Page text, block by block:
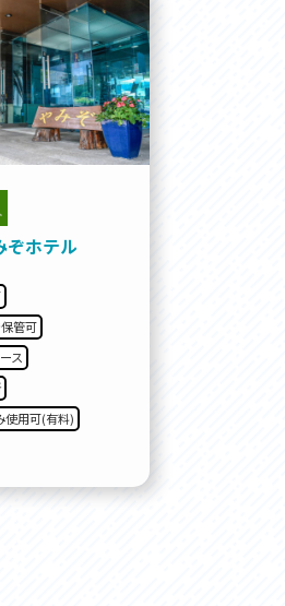
ぞホテル
管可
ス
使用可(有料)